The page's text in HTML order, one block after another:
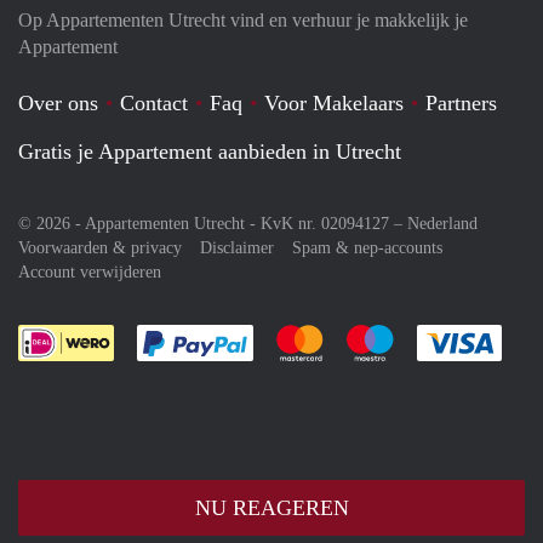
NU REAGEREN
Op Appartementen Utrecht vind en verhuur je makkelijk je
Appartement
Over ons Contact Faq Voor Makelaars
Partners
Gratis je Appartement aanbieden in Utrecht
© 2026 - Appartementen Utrecht - KvK nr. 02094127 – Nederland
Voorwaarden & privacy
Disclaimer
Spam & nep-accounts
Account verwijderen
Je rekent gemakkelijk af met Paypal
Je rekent gemakkelijk af met
Je rekent